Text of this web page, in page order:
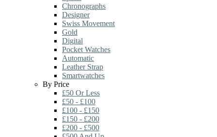
Chronographs
Designer
Swiss Movement
Gold
Digital
Pocket Watches
Automatic
Leather Strap
Smartwatches
By Price
£50 Or Less
£50 - £100
£100 - £150
£150 - £200
£200 - £500